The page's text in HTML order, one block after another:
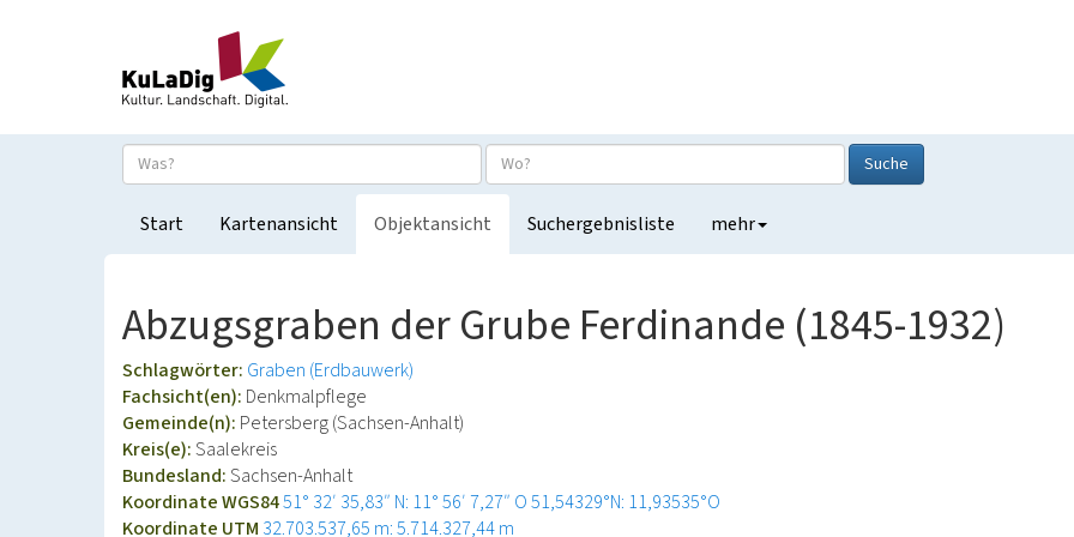
Suche
Start Kartenansicht Objektansicht Suchergebnisliste mehr
Abzugsgraben der Grube Ferdinande (1845-1932)
Schlagwörter: Graben (Erdbauwerk)
Fachsicht(en): Denkmalpflege
Gemeinde(n): Petersberg (Sachsen-Anhalt)
Kreis(e):Saalekreis
Bundesland:Sachsen-Anhalt
Koordinate WGS8451° 32′ 35,83″ N: 11° 56′ 7,27″ O51,54329°N: 11,93535°O
Koordinate UTM 32.703.537,65 m: 5.714.327,44 m